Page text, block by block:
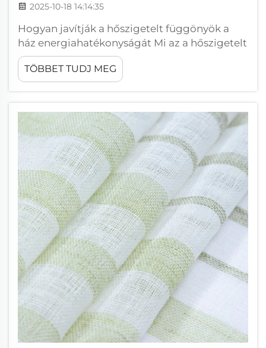
2025-10-18 14:14:35
Hogyan javítják a hőszigetelt függönyök a
ház energiahatékonyságát Mi az a hőszigetelt
függöny, és hogyan működik? A hőszigetelt
függönyök többrétegű szerkezetükkel
csökkentik a hő ablakokon keresztüli
TÖBBET TUDJ MEG